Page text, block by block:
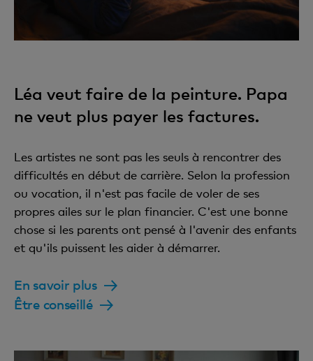
Léa veut faire de la peinture. Papa
ne veut plus payer les factures.
Les artistes ne sont pas les seuls à rencontrer des
difficultés en début de carrière. Selon la profession
ou vocation, il n'est pas facile de voler de ses
propres ailes sur le plan financier. C'est une bonne
chose si les parents ont pensé à l'avenir des enfants
et qu'ils puissent les aider à démarrer.
En savoir plus
Être conseillé